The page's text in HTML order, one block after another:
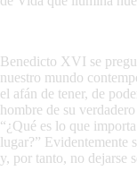
Benedicto XVI se
nuestro mundo
el afán de tener, de
hombre de su
“¿Qué es lo que
lugar?” Evidentemente
y, por tanto, no dejarse